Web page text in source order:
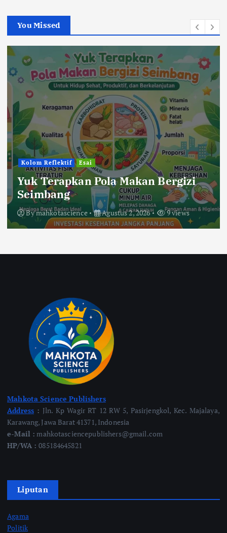
You Missed
Kolom Reflektif Esai
Yuk Terapkan Pola Makan Bergizi
Seimbang
Bymahkotascience Agustus 2, 2026 9 views
Mahkota Science Publishers
Address : Jln. Kp Wagir RT 12 RW 5, Pasirjengkol, Kec. Majalaya,
Karawang, Jawa Barat 41371, Indonesia
e-Mail : mahkotasciencepublishers@gmail.com
HP/WA :085184645821
Liputan
Agama
Politik